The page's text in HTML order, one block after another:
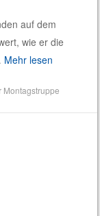
auf dem
wie er die
Mehr lesen
Montagstruppe